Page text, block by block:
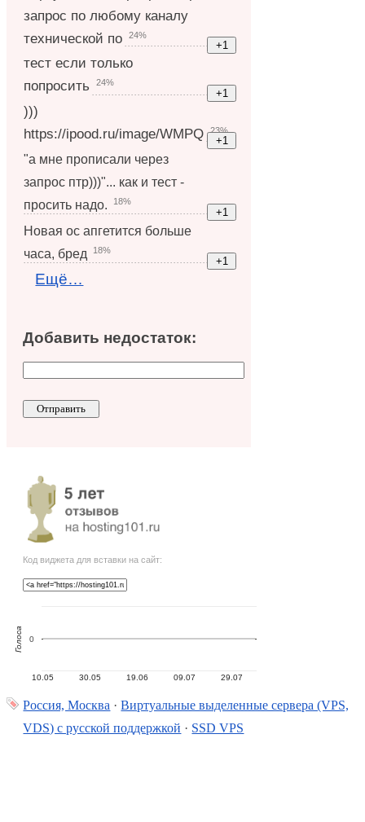
запрос по любому каналу
технической по
24%
тест если только
попросить
24%
)))
https://ipood.ru/image/WMPQ
23%
"а мне прописали через
запрос птр)))"... как и тест -
просить надо.
18%
Новая ос апгетится больше
часа, бред
18%
Ещё…
Добавить недостаток:
Код виджета для вставки на сайт:
10.05 30.05 19.06 09.07 29.07
0
Голоса
Россия, Москва ·Виртуальные выделенные сервера (VPS,
VDS) с русской поддержкой · SSD VPS